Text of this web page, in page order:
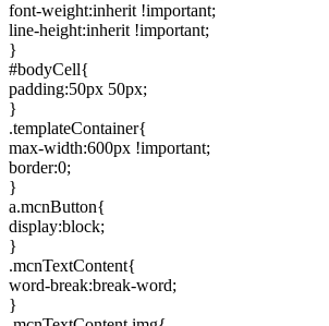
font-weight:inherit !important;
line-height:inherit !important;
}
#bodyCell{
padding:50px 50px;
}
.templateContainer{
max-width:600px !important;
border:0;
}
a.mcnButton{
display:block;
}
.mcnTextContent{
word-break:break-word;
}